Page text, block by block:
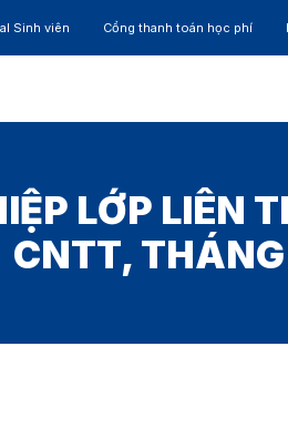
Sinh viên Cổng thanh toán học phí
LỚP LIÊN
CNTT,